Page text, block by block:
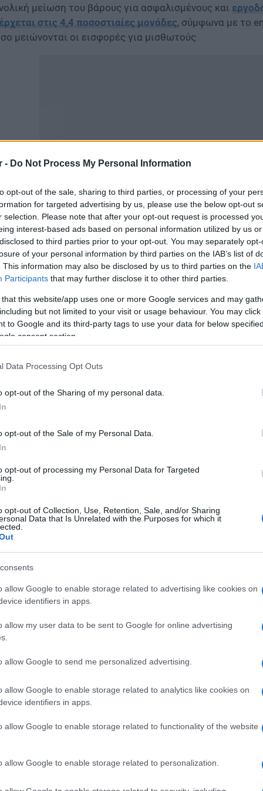
- Do Not Process My Personal Information
opt-out of the sale, sharing to third parties, or processing of your
for targeted advertising by us, please use the below opt-out
selection. Please note that after your opt-out request is processed
interest-based ads based on personal information utilized by us
to third parties prior to your opt-out. You may separately
of your personal information by third parties on the IAB’s list of
This information may also be disclosed by us to third parties on the
Participants that may further disclose it to other third parties.
that this website/app uses one or more Google services and may
but not limited to your visit or usage behaviour. You may
to Google and its third-party tags to use your data for below
consent section.
Data Processing Opt Outs
opt-out of the Sharing of my personal data.
opt-out of the Sale of my Personal Data.
opt-out of processing my Personal Data for Targeted
opt-out of Collection, Use, Retention, Sale, and/or Sharing
Data that Is Unrelated with the Purposes for which it
allow Google to enable storage related to advertising like cookies on
identifiers in apps.
allow my user data to be sent to Google for online advertising
allow Google to send me personalized advertising.
allow Google to enable storage related to analytics like cookies on
identifiers in apps.
allow Google to enable storage related to functionality of the website
allow Google to enable storage related to personalization.
μείωση του βάρους για ασφαλισμένους και
στις 4,4 ποσοστιαίες μονάδες, σύμφωνα με το
μειώνονται οι εισφορές για μισθωτούς
της μείωσης των ασφαλιστικών
μονάδες (από το ύψος που είχαν
θα διατηρήσουν τα κέρδη που είχαν τους
και μεταφράστηκαν σε λίγα περισσότερα
επιμερίζεται σε -1,79 ποσοστιαίες μονάδες για
Τι έρχεται για το password sharing
είναι τα ποσά που θα παραμείνουν όμως σε μόνιμη
μικτό μισθό 663 ευρώ η εισφορά για επικουρική
στα 19,84 ευρώ. Ετήσιο όφελος για εργοδότη
μισθούς 800 ευρώ, η εισφορά υπέρ επικουρικής
θα είναι 24 ευρώ. Πρακτικά αυτό σημαίνει μια
24 ευρώ ετησίως.
μικτό μισθό 1.000 ευρώ η εισφορά για επικουρική
διαμορφώθηκε στα 30 ευρώ. Ετήσιο όφελος 30
μισθό 1.500 ευρώ όμως, η εισφορά ήταν 48,75 ευρώ
σε 52 ευρώ όφελος.
μικτό μισθό 2.000 ευρώ η εισφορά για επικουρική
είναι 60 ευρώ. Ετήσιο όφελος 60 ευρώ για τον
κερδίζουν και ελεύθεροι επαγγελματίες
κερδίζουν όμως και οι ελεύθεροι επαγγελματίες;